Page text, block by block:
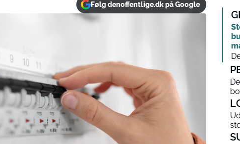
Følg denoffentlige.dk på Google